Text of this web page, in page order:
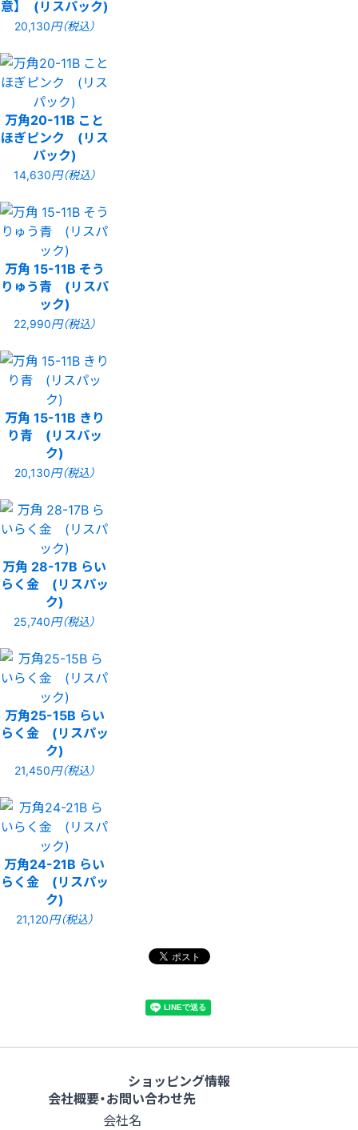
意】 (リスパック)
20,130円（税込）
万角20-11B こと
ほぎピンク (リス
パック)
14,630円（税込）
万角 15-11B そう
りゅう青 (リスパ
ック)
22,990円（税込）
万角 15-11B きり
り青 (リスパッ
ク)
20,130円（税込）
万角 28-17B らい
らく金 (リスパッ
ク)
25,740円（税込）
万角25-15B らい
らく金 (リスパッ
ク)
21,450円（税込）
万角24-21B らい
らく金 (リスパッ
ク)
21,120円（税込）
ショッピング情報
会社概要・お問い合わせ先
会社名